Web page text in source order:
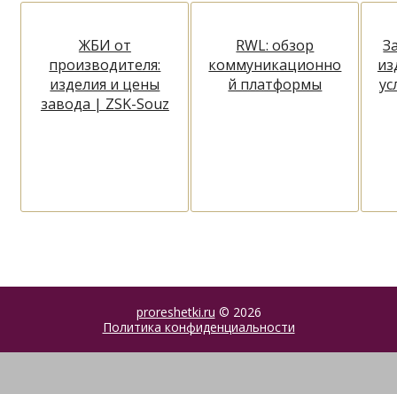
ЖБИ от
производителя:
изделия и цены
завода | ZSK-Souz
RWL: обзор
коммуникационно
й платформы
proreshetki.ru © 2026
Политика конфиденциальности